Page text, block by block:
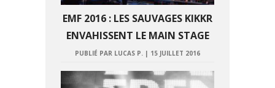
EMF 2016 : LES SAUVAGES KIKKR
ENVAHISSENT LE MAIN STAGE
PUBLIÉ PAR LUCAS P. | 15 JUILLET 2016